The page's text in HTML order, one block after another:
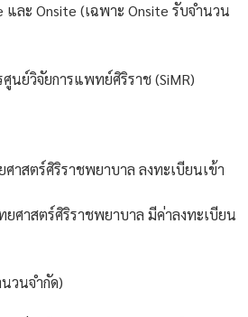
และ Onsite (เฉพาะ Onsite รับจำนวน
นย์วิจัยการแพทย์ศิริราช (SiMR)
าสตร์ศิริราชพยาบาล ลงทะเบียนเข้า
ศาสตร์ศิริราชพยาบาล มีค่าลงทะเบียน
วนจำกัด)